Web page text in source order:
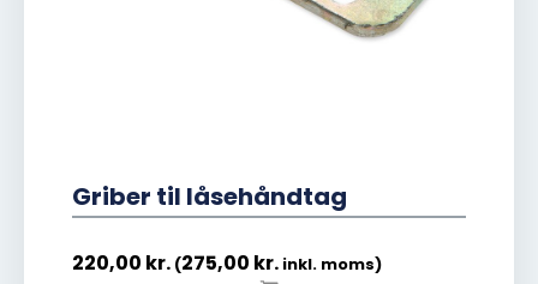
Griber til låsehåndtag
220,00 kr. (275,00 kr. inkl. moms)